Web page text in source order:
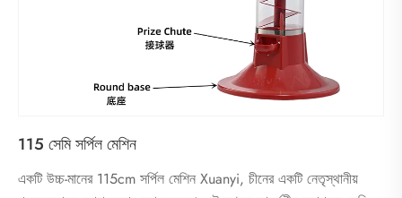
115 সেমি সর্পিল মেশিন
একটি উচ্চ-মানের 115cm সর্পিল মেশিন Xuanyi, চীনের একটি নেতৃস্থানীয়